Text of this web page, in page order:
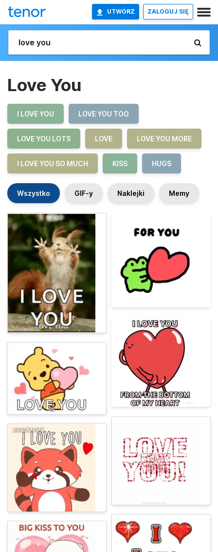
UTWÓRZ ZALOGUJ SIĘ
Love You
I LOVE YOU LOVE YOU TOO
LOVE YOU LOTS LOVE LOVE YOU MORE
I LOVE YOU SO MUCH KISS HUGS
Wszystko GIF-y Naklejki Memy